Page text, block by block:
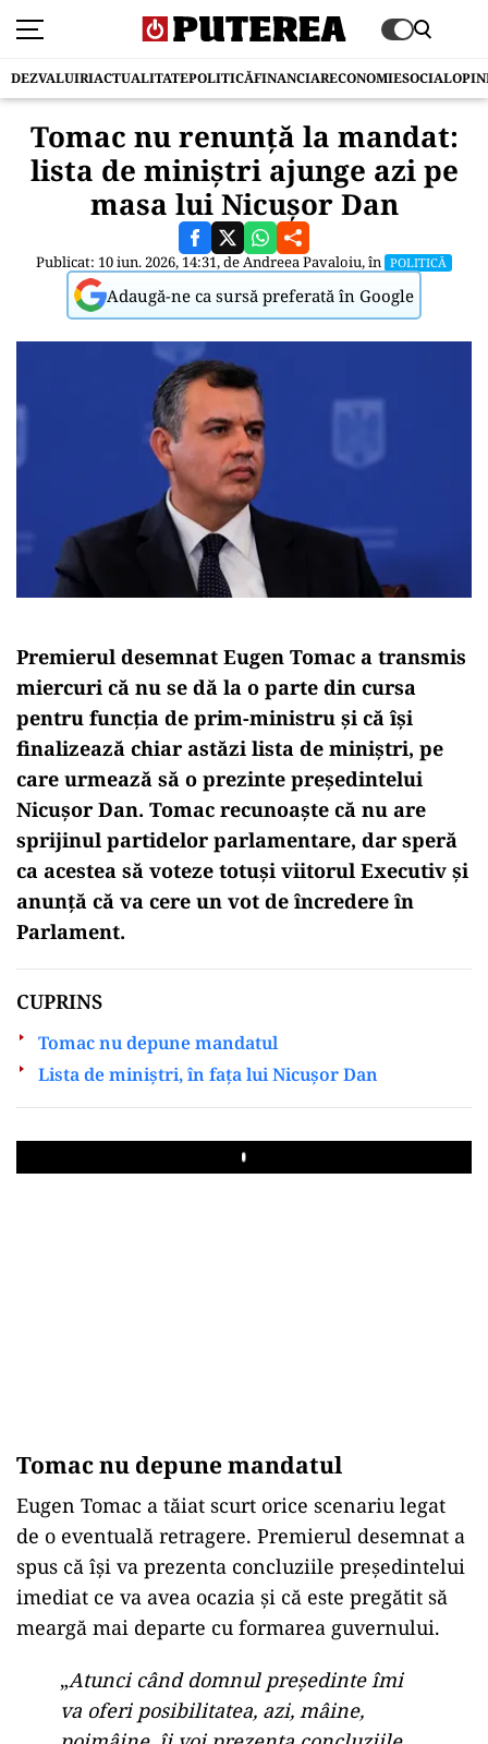
DEZVALUIRIACTUALITATEPOLITICĂFINANCIARECONOMIESOCIAL
Tomac nu renunță la mandat:
lista de miniștri ajunge azi pe
masa lui Nicușor Dan
Publicat: 10 iun. 2026, 14:31, deAndreea Pavaloiu, în POLITICĂ
Adaugă-ne ca sursă preferată în Google
Premierul desemnat Eugen Tomac a transmis
miercuri că nu se dă la o parte din cursa
pentru funcția de prim-ministru și că își
finalizează chiar astăzi lista de miniștri, pe
care urmează să o prezinte președintelui
Nicușor Dan. Tomac recunoaște că nu are
sprijinul partidelor parlamentare, dar speră
ca acestea să voteze totuși viitorul Executiv și
anunță că va cere un vot de încredere în
Parlament.
CUPRINS
Tomac nu depune mandatul
Lista de miniștri, în fața lui Nicușor Dan
Play
Tomac nu depune mandatul
Eugen Tomac a tăiat scurt orice scenariu legat
de o eventuală retragere. Premierul desemnat a
spus că își va prezenta concluziile președintelui
imediat ce va avea ocazia și că este pregătit să
meargă mai departe cu formarea guvernului.
„Atunci când domnul președinte îmi
va oferi posibilitatea, azi, mâine,